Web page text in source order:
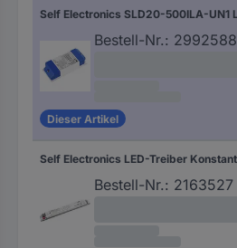
Bestell-Nr.: 2992588
Dieser Artikel
Bestell-Nr.: 2163527